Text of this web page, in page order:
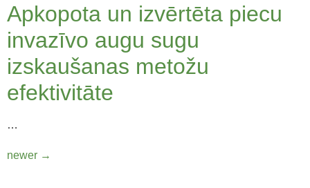
Apkopota un izvērtēta piecu
invazīvo augu sugu
izskaušanas metožu
efektivitāte
…
newer →